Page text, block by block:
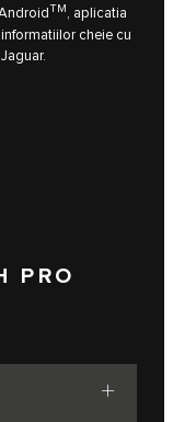
TM, aplicatia
cheie cu
PRO